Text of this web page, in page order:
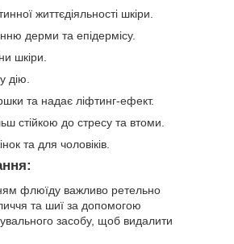
життєдіяльності шкіри.
дерми та епідермісу.
шкіри.
дію.
та надає ліфтинг-ефект.
стійкою до стресу та втоми.
та для чоловіків.
флюїду важливо ретельно
та шиї за допомогою
засобу, щоб видалити